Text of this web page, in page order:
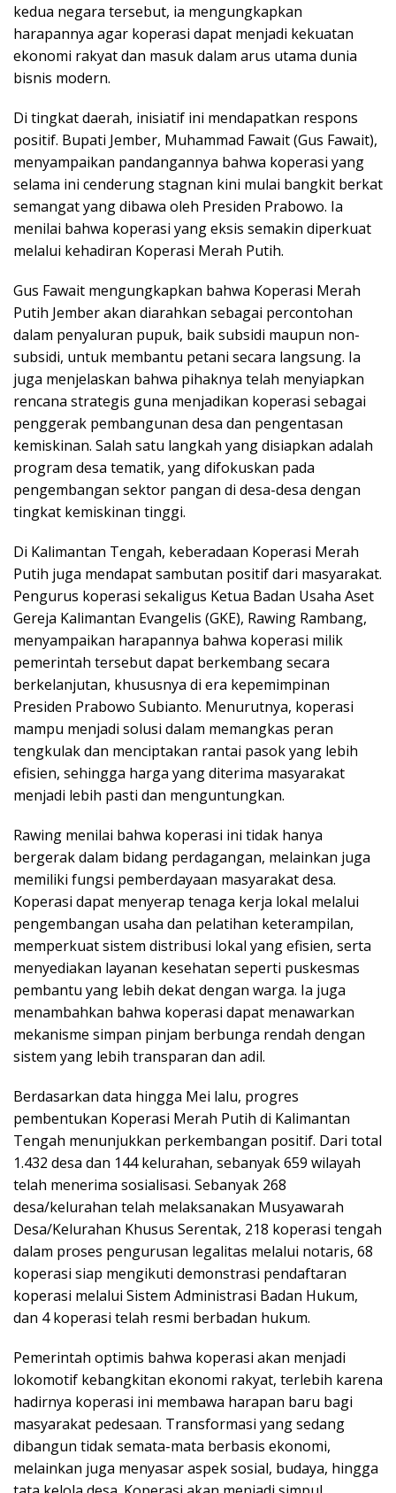
kedua negara tersebut, ia mengungkapkan
harapannya agar koperasi dapat menjadi kekuatan
ekonomi rakyat dan masuk dalam arus utama dunia
bisnis modern.
Di tingkat daerah, inisiatif ini mendapatkan respons
positif. Bupati Jember, Muhammad Fawait (Gus Fawait),
menyampaikan pandangannya bahwa koperasi yang
selama ini cenderung stagnan kini mulai bangkit berkat
semangat yang dibawa oleh Presiden Prabowo. Ia
menilai bahwa koperasi yang eksis semakin diperkuat
melalui kehadiran Koperasi Merah Putih.
Gus Fawait mengungkapkan bahwa Koperasi Merah
Putih Jember akan diarahkan sebagai percontohan
dalam penyaluran pupuk, baik subsidi maupun non-
subsidi, untuk membantu petani secara langsung. Ia
juga menjelaskan bahwa pihaknya telah menyiapkan
rencana strategis guna menjadikan koperasi sebagai
penggerak pembangunan desa dan pengentasan
kemiskinan. Salah satu langkah yang disiapkan adalah
program desa tematik, yang difokuskan pada
pengembangan sektor pangan di desa-desa dengan
tingkat kemiskinan tinggi.
Di Kalimantan Tengah, keberadaan Koperasi Merah
Putih juga mendapat sambutan positif dari masyarakat.
Pengurus koperasi sekaligus Ketua Badan Usaha Aset
Gereja Kalimantan Evangelis (GKE), Rawing Rambang,
menyampaikan harapannya bahwa koperasi milik
pemerintah tersebut dapat berkembang secara
berkelanjutan, khususnya di era kepemimpinan
Presiden Prabowo Subianto. Menurutnya, koperasi
mampu menjadi solusi dalam memangkas peran
tengkulak dan menciptakan rantai pasok yang lebih
efisien, sehingga harga yang diterima masyarakat
menjadi lebih pasti dan menguntungkan.
Rawing menilai bahwa koperasi ini tidak hanya
bergerak dalam bidang perdagangan, melainkan juga
memiliki fungsi pemberdayaan masyarakat desa.
Koperasi dapat menyerap tenaga kerja lokal melalui
pengembangan usaha dan pelatihan keterampilan,
memperkuat sistem distribusi lokal yang efisien, serta
menyediakan layanan kesehatan seperti puskesmas
pembantu yang lebih dekat dengan warga. Ia juga
menambahkan bahwa koperasi dapat menawarkan
mekanisme simpan pinjam berbunga rendah dengan
sistem yang lebih transparan dan adil.
Berdasarkan data hingga Mei lalu, progres
pembentukan Koperasi Merah Putih di Kalimantan
Tengah menunjukkan perkembangan positif. Dari total
1.432 desa dan 144 kelurahan, sebanyak 659 wilayah
telah menerima sosialisasi. Sebanyak 268
desa/kelurahan telah melaksanakan Musyawarah
Desa/Kelurahan Khusus Serentak, 218 koperasi tengah
dalam proses pengurusan legalitas melalui notaris, 68
koperasi siap mengikuti demonstrasi pendaftaran
koperasi melalui Sistem Administrasi Badan Hukum,
dan 4 koperasi telah resmi berbadan hukum.
Pemerintah optimis bahwa koperasi akan menjadi
lokomotif kebangkitan ekonomi rakyat, terlebih karena
hadirnya koperasi ini membawa harapan baru bagi
masyarakat pedesaan. Transformasi yang sedang
dibangun tidak semata-mata berbasis ekonomi,
melainkan juga menyasar aspek sosial, budaya, hingga